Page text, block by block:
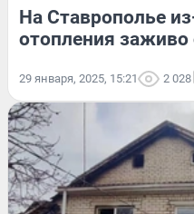
На Ставрополье
отопления
29 января, 2025, 15:21 2 028